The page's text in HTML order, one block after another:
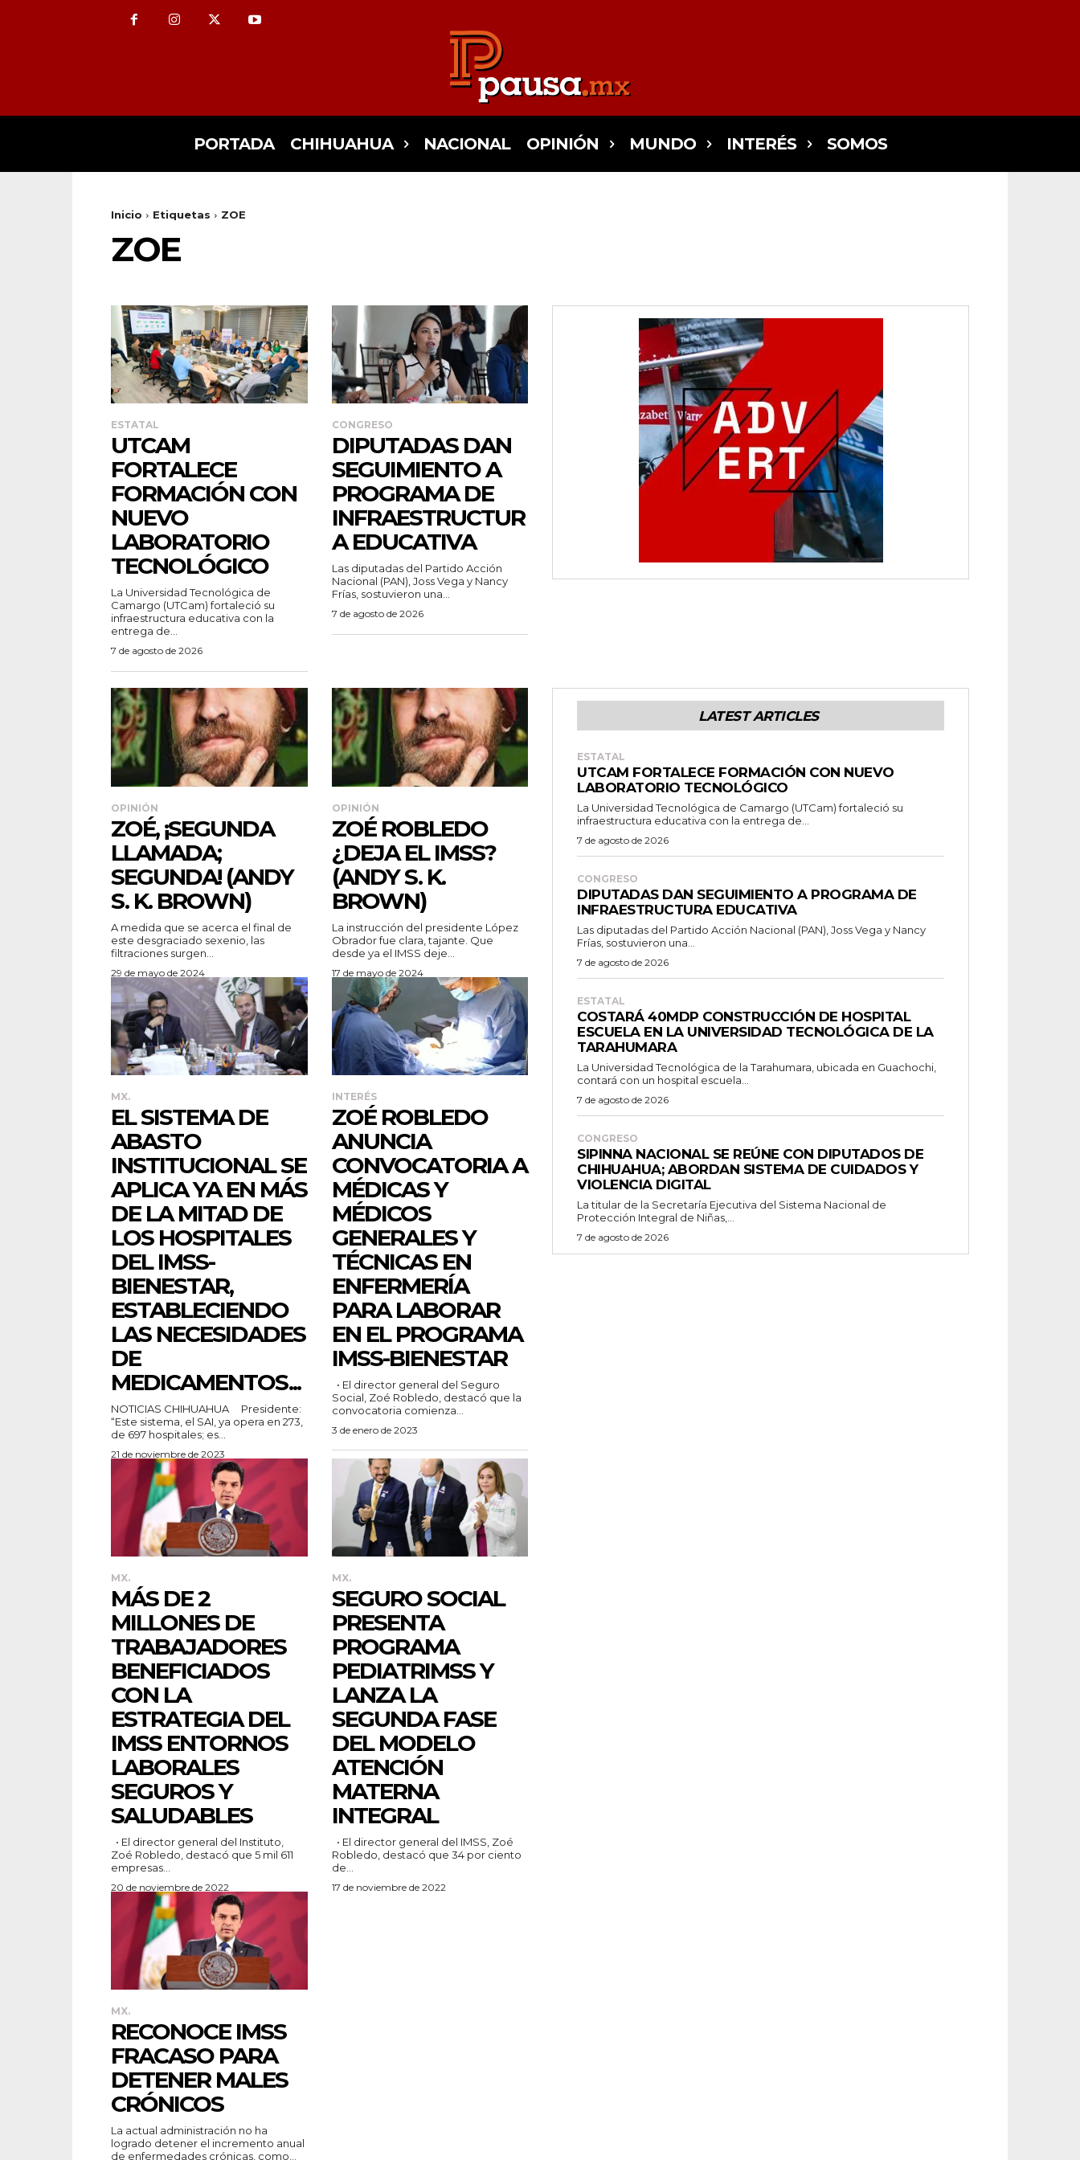
PORTADA CHIHUAHUA NACIONAL OPINIÓN MUNDO INTERÉS SOMOS
Inicio Etiquetas ZOE
ZOE
ESTATAL
UTCAM
FORTALECE
FORMACIÓN CON
NUEVO
LABORATORIO
TECNOLÓGICO
La Universidad Tecnológica de
Camargo (UTCam) fortaleció su
infraestructura educativa con la
entrega de...
7 de agosto de 2026
CONGRESO
DIPUTADAS DAN
SEGUIMIENTO A
PROGRAMA DE
INFRAESTRUCTUR
A EDUCATIVA
Las diputadas del Partido Acción
Nacional (PAN), Joss Vega y Nancy
Frías, sostuvieron una...
7 de agosto de 2026
OPINIÓN
ZOÉ, ¡SEGUNDA
LLAMADA;
SEGUNDA! (ANDY
S. K. BROWN)
A medida que se acerca el final de
este desgraciado sexenio, las
filtraciones surgen...
29 de mayo de 2024
OPINIÓN
ZOÉ ROBLEDO
¿DEJA EL IMSS?
(ANDY S. K.
BROWN)
La instrucción del presidente López
Obrador fue clara, tajante. Que
desde ya el IMSS deje...
17 de mayo de 2024
MX.
EL SISTEMA DE
ABASTO
INSTITUCIONAL SE
APLICA YA EN MÁS
DE LA MITAD DE
LOS HOSPITALES
DEL IMSS-
BIENESTAR,
ESTABLECIENDO
LAS NECESIDADES
DE
MEDICAMENTOS...
NOTICIAS CHIHUAHUA Presidente:
“Este sistema, el SAI, ya opera en 273,
de 697 hospitales; es...
21 de noviembre de 2023
INTERÉS
ZOÉ ROBLEDO
ANUNCIA
CONVOCATORIA A
MÉDICAS Y
MÉDICOS
GENERALES Y
TÉCNICAS EN
ENFERMERÍA
PARA LABORAR
EN EL PROGRAMA
IMSS-BIENESTAR
Social, Zoé Robledo, destacó que la
convocatoria comienza...
3 de enero de 2023
MX.
MÁS DE 2
MILLONES DE
TRABAJADORES
BENEFICIADOS
CON LA
ESTRATEGIA DEL
IMSS ENTORNOS
LABORALES
SEGUROS Y
SALUDABLES
Zoé Robledo, destacó que 5 mil 611
empresas...
20 de noviembre de 2022
MX.
SEGURO SOCIAL
PRESENTA
PROGRAMA
PEDIATRIMSS Y
LANZA LA
SEGUNDA FASE
DEL MODELO
ATENCIÓN
MATERNA
INTEGRAL
Robledo, destacó que 34 por ciento
de...
17 de noviembre de 2022
MX.
RECONOCE IMSS
FRACASO PARA
DETENER MALES
CRÓNICOS
La actual administración no ha
logrado detener el incremento anual
de enfermedades crónicas, como...
LATEST ARTICLES
ESTATAL
UTCAM FORTALECE FORMACIÓN CON NUEVO
LABORATORIO TECNOLÓGICO
La Universidad Tecnológica de Camargo (UTCam) fortaleció su
infraestructura educativa con la entrega de...
7 de agosto de 2026
CONGRESO
DIPUTADAS DAN SEGUIMIENTO A PROGRAMA DE
INFRAESTRUCTURA EDUCATIVA
Las diputadas del Partido Acción Nacional (PAN), Joss Vega y Nancy
Frías, sostuvieron una...
7 de agosto de 2026
ESTATAL
COSTARÁ 40MDP CONSTRUCCIÓN DE HOSPITAL
ESCUELA EN LA UNIVERSIDAD TECNOLÓGICA DE LA
TARAHUMARA
La Universidad Tecnológica de la Tarahumara, ubicada en Guachochi,
contará con un hospital escuela...
7 de agosto de 2026
CONGRESO
SIPINNA NACIONAL SE REÚNE CON DIPUTADOS DE
CHIHUAHUA; ABORDAN SISTEMA DE CUIDADOS Y
VIOLENCIA DIGITAL
La titular de la Secretaría Ejecutiva del Sistema Nacional de
Protección Integral de Niñas,...
7 de agosto de 2026